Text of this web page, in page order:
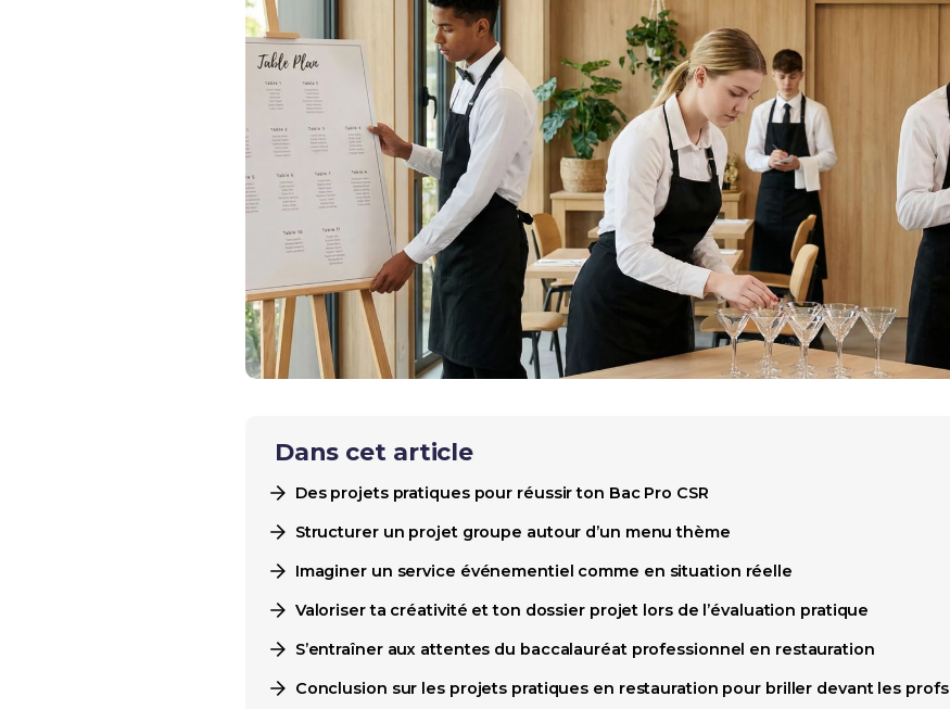
Dans cet article
Des projets pratiques pour réussir ton Bac Pro CSR
Structurer un projet groupe autour d’un menu thème
Imaginer un service événementiel comme en situation réelle
Valoriser ta créativité et ton dossier projet lors de l’évaluation pratique
S’entraîner aux attentes du baccalauréat professionnel en restauration
Conclusion sur les projets pratiques en restauration pour briller devant les profs